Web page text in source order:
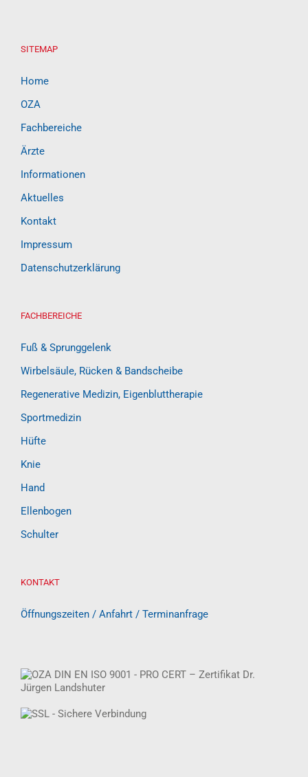
SITEMAP
Home
OZA
Fachbereiche
Ärzte
Informationen
Aktuelles
Kontakt
Impressum
Datenschutzerklärung
FACHBEREICHE
Fuß & Sprunggelenk
Wirbelsäule, Rücken & Bandscheibe
Regenerative Medizin, Eigenbluttherapie
Sportmedizin
Hüfte
Knie
Hand
Ellenbogen
Schulter
KONTAKT
Öffnungszeiten / Anfahrt / Terminanfrage